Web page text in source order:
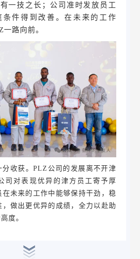
一技之长；公司准时发放员工
条件得到改善。在未来的工作
路向前。
分收获。PLZ公司的发展离不开津
司对表现优异的津方员工寄予厚
未来的工作中能够保持干劲，稳
，做出更优异的成绩，全力以赴助
度。